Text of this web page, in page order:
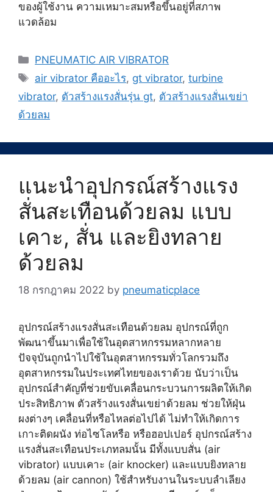
ของผู้ใช้งาน ความเหมาะสมหรือขึ้นอยู่ที่สภาพ
แวดล้อม
Categories
PNEUMATIC AIR VIBRATOR
Tags
air vibrator คืออะไร, gt vibrator,turbine
vibrator, ตัวสร้างแรงสั่นรุ่น gt, ตัวสร้างแรงสั่นเขย่า
ด้วยลม
แนะนำอุปกรณ์สร้างแรง
สั่นสะเทือนด้วยลม แบบ
เคาะ, สั่น และยิงทลาย
ด้วยลม
18 กรกฎาคม 2022 by pneumaticplace
อุปกรณ์สร้างแรงสั่นสะเทือนด้วยลม อุปกรณ์ที่ถูก
พัฒนาขึ้นมาเพื่อใช้ในอุตสาหกรรมหลากหลาย
ปัจจุบันถูกนำไปใช้ในอุตสาหกรรมทั่วโลกรวมถึง
อุตสาหกรรมในประเทศไทยของเราด้วย นับว่าเป็น
อุปกรณ์สำคัญที่ช่วยขับเคลื่อนกระบวนการผลิตให้เกิด
ประสิทธิภาพ ตัวสร้างแรงสั่นเขย่าด้วยลม ช่วยให้ฝุ่น
ผงต่างๆ เคลื่อนที่หรือไหลต่อไปได้ ไม่ทำให้เกิดการ
เกาะติดผนัง ท่อไซโลหรือ หรือฮอปเปอร์ อุปกรณ์สร้าง
แรงสั่นสะเทือนประเภทลมนั้น มีทั้งแบบสั่น (air
vibrator) แบบเคาะ (air knocker) และแบบยิงทลาย
ด้วยลม (air cannon) ใช้สำหรับงานในระบบลำเลียง